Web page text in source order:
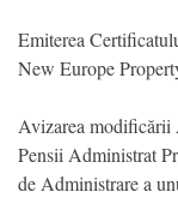
Emiterea
New Europe
Avizarea modificării
Pensii Administrat
de Administrare a